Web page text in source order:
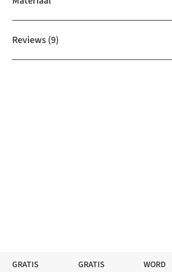
Reviews(9)
GRATIS
GRATIS
WORD